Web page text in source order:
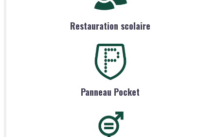
Restauration scolaire
Panneau Pocket